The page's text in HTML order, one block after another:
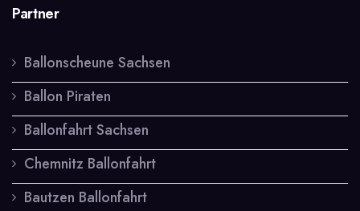
Partner
Ballonscheune Sachsen
Ballon Piraten
Ballonfahrt Sachsen
Chemnitz Ballonfahrt
Bautzen Ballonfahrt